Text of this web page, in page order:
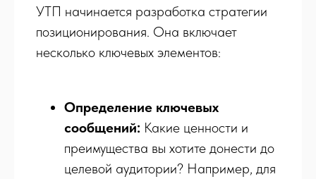
УТП начинается разработка стратегии
позиционирования. Она включает
несколько ключевых элементов:
Определение ключевых
сообщений: Какие ценности и
преимущества вы хотите донести до
целевой аудитории? Например, для